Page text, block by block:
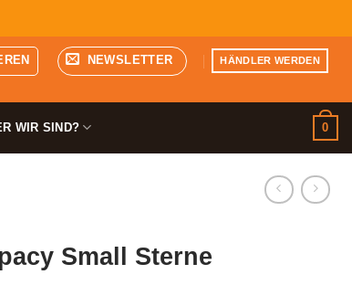
NEWSLETTER HÄNDLER WERDEN
WIR SIND? 0
Small Sterne